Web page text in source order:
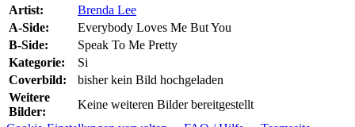
Artist:
Brenda Lee
A-Side:
Everybody Loves Me But You
B-Side:
Speak To Me Pretty
Kategorie:
Si
Coverbild:
bisher kein Bild hochgeladen
Weitere
Bilder:
Keine weiteren Bilder bereitgestellt